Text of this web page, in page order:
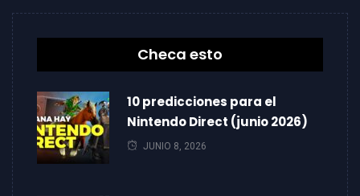
Checa esto
10 predicciones para el
Nintendo Direct (junio 2026)
JUNIO 8, 2026